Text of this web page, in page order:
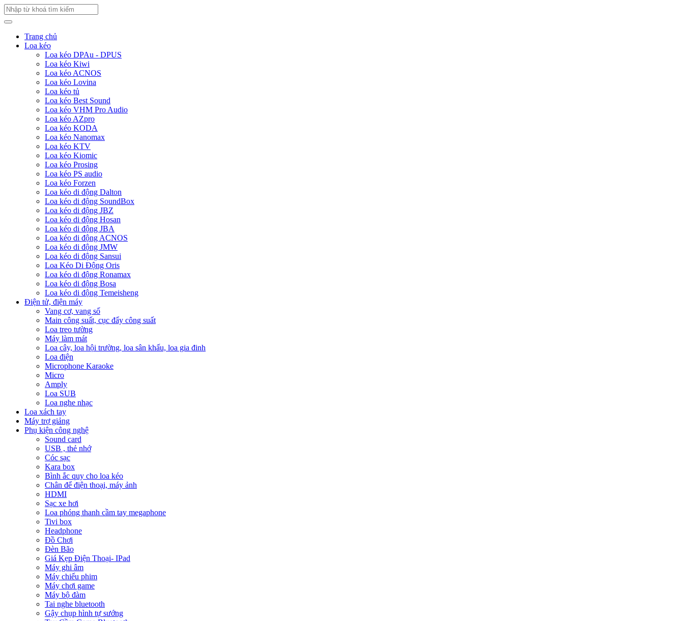
Trang chủ
Loa kéo
Loa kéo DPAu - DPUS
Loa kéo Kiwi
Loa kéo ACNOS
Loa kéo Lovina
Loa kéo tủ
Loa kéo Best Sound
Loa kéo VHM Pro Audio
Loa kéo AZpro
Loa kéo KODA
Loa kéo Nanomax
Loa kéo KTV
Loa kéo Kiomic
Loa kéo Prosing
Loa kéo PS audio
Loa kéo Forzen
Loa kéo di động Dalton
Loa kéo di động SoundBox
Loa kéo di động JBZ
Loa kéo di động Hosan
Loa kéo di động JBA
Loa kéo di động ACNOS
Loa kéo di động JMW
Loa kéo di động Sansui
Loa Kéo Di Động Oris
Loa kéo di động Ronamax
Loa kéo di động Bosa
Loa kéo di động Temeisheng
Điện tử, điện máy
Vang cơ, vang số
Main công suất, cục đẩy công suất
Loa treo tường
Máy làm mát
Loa cây, loa hội trường, loa sân khấu, loa gia đinh
Loa điện
Microphone Karaoke
Micro
Amply
Loa SUB
Loa nghe nhạc
Loa xách tay
Máy trợ giảng
Phụ kiện công nghệ
Sound card
USB , thẻ nhớ
Cóc sạc
Kara box
Bình ắc quy cho loa kéo
Chân để điện thoại, máy ảnh
HDMI
Sạc xe hơi
Loa phóng thanh cầm tay megaphone
Tivi box
Headphone
Đồ Chơi
Đèn Bão
Giá Kẹp Điện Thoại- IPad
Máy ghi âm
Máy chiếu phim
Máy chơi game
Máy bộ đàm
Tai nghe bluetooth
Gậy chụp hình tự sướng